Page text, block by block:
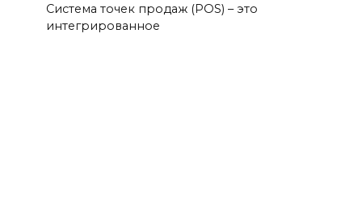
Система точек продаж (POS) – это
интегрированное